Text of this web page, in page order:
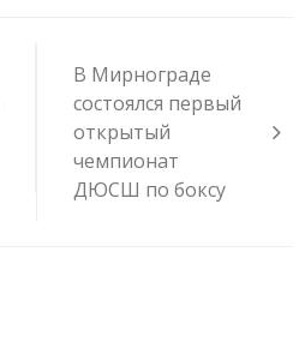
В Мирнограде
состоялся первый
открытый
чемпионат
ДЮСШ по боксу